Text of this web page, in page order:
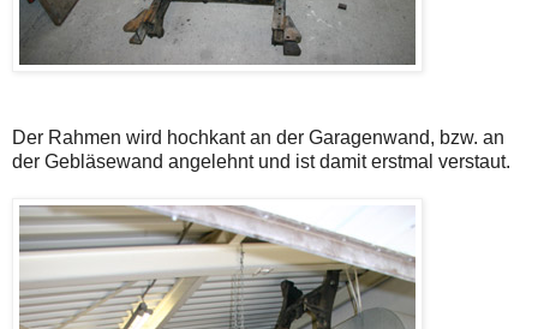
Der Rahmen wird hochkant an der Garagenwand, bzw. an
der Gebläsewand angelehnt und ist damit erstmal verstaut.